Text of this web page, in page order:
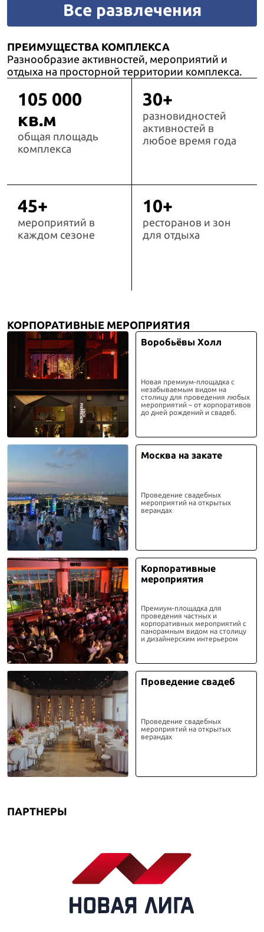
Все развлечения
ПРЕИМУЩЕСТВА КОМПЛЕКСА
Разнообразие активностей, мероприятий и
отдыха на просторной территории комплекса.
105 000
кв.м
общая площадь
комплекса
30+
разновидностей
активностей в
любое время года
45+
мероприятий в
каждом сезоне
10+
ресторанов и зон
для отдыха
КОРПОРАТИВНЫЕ МЕРОПРИЯТИЯ
Воробьёвы Холл
Новая премиум-площадка с
незабываемым видом на
столицу для проведения любых
мероприятий – от корпоративов
до дней рождений и свадеб.
Москва на закате
Проведение свадебных
мероприятий на открытых
верандах
Корпоративные
мероприятия
Премиум-площадка для
проведения частных и
корпоративных мероприятий с
панорамным видом на столицу
и дизайнерским интерьером
Проведение свадеб
Проведение свадебных
мероприятий на открытых
верандах
ПАРТНЕРЫ